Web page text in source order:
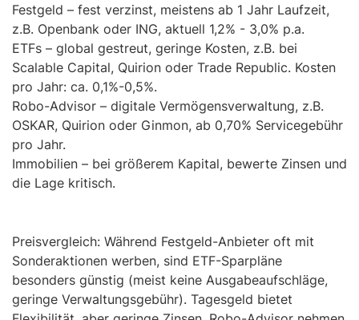
Festgeld – fest verzinst, meistens ab 1 Jahr Laufzeit,
z.B. Openbank oder ING, aktuell 1,2% - 3,0% p.a.
ETFs – global gestreut, geringe Kosten, z.B. bei
Scalable Capital, Quirion oder Trade Republic. Kosten
pro Jahr: ca. 0,1%-0,5%.
Robo-Advisor – digitale Vermögensverwaltung, z.B.
OSKAR, Quirion oder Ginmon, ab 0,70% Servicegebühr
pro Jahr.
Immobilien – bei größerem Kapital, bewerte Zinsen und
die Lage kritisch.
Preisvergleich: Während Festgeld-Anbieter oft mit
Sonderaktionen werben, sind ETF-Sparpläne
besonders günstig (meist keine Ausgabeaufschläge,
geringe Verwaltungsgebühr). Tagesgeld bietet